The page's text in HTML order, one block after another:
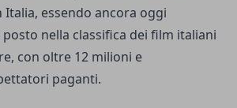
essendo ancora oggi
nella classifica dei film italiani
con oltre 12 milioni e
paganti.